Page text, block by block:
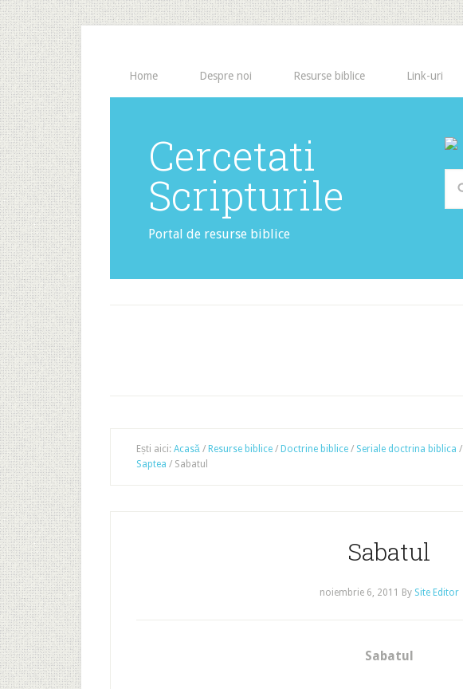
Home Despre noi Resurse biblice Link-uri
Cercetati
Scripturile
Portal de resurse biblice
Ești aici: Acasă / Resurse biblice / Doctrine biblice / Seriale doctrina biblica /
Saptea / Sabatul
Sabatul
noiembrie 6, 2011 By Site Editor
Sabatul